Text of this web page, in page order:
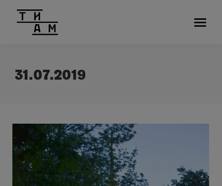
31.07.2019